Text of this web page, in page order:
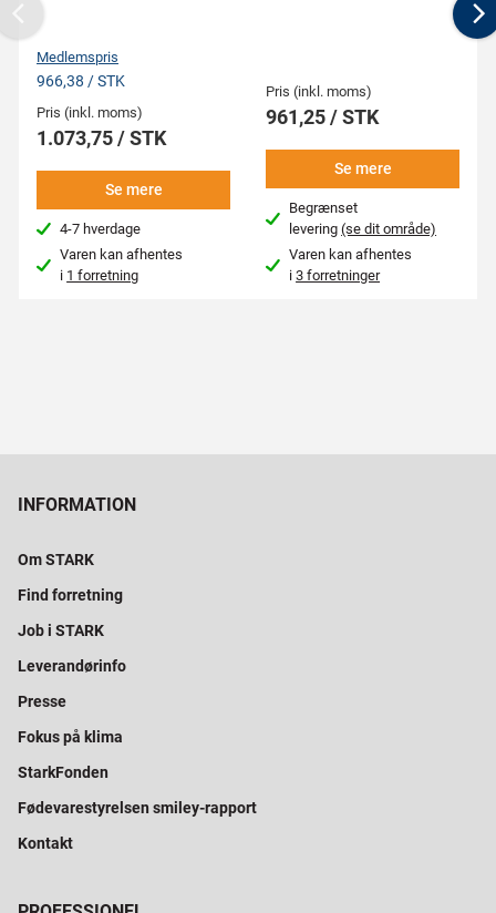
Medlemspris
966,38 / STK
Pris (inkl. moms)
1.073,75 / STK
Se mere
4-7 hverdage
Varen kan afhentes
i 1 forretning
Pris (inkl. moms)
961,25 / STK
Se mere
Begrænset
levering(se dit område)
Varen kan afhentes
i3 forretninger
Previous
INFORMATION
Om STARK
Find forretning
Job i STARK
Leverandørinfo
Presse
Fokus på klima
StarkFonden
Fødevarestyrelsen smiley-rapport
Kontakt